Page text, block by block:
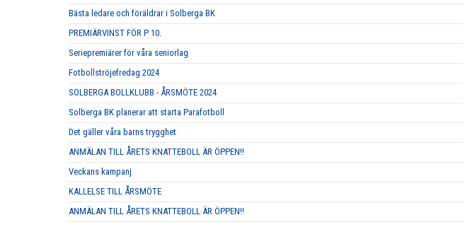
Bästa ledare och föräldrar i Solberga BK
PREMIÄRVINST FÖR P 10.
Seriepremiärer för våra seniorlag
Fotbollströjefredag 2024
SOLBERGA BOLLKLUBB - ÅRSMÖTE 2024
Solberga BK planerar att starta Parafotboll
Det gäller våra barns trygghet
ANMÄLAN TILL ÅRETS KNATTEBOLL ÄR ÖPPEN!!
Veckans kampanj
KALLELSE TILL ÅRSMÖTE
ANMÄLAN TILL ÅRETS KNATTEBOLL ÄR ÖPPEN!!